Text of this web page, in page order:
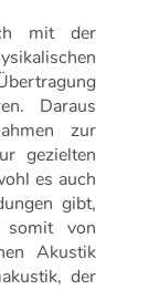
mit der
Daraus
zur
gezielten
es auch
gibt,
von
Akustik
der